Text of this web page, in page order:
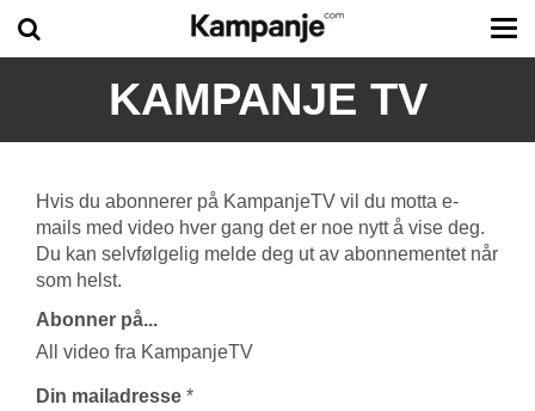
KAMPANJE TV
Hvis du abonnerer på KampanjeTV vil du motta e-
mails med video hver gang det er noe nytt å vise deg.
Du kan selvfølgelig melde deg ut av abonnementet når
som helst.
Abonner på...
All video fra KampanjeTV
Din mailadresse *